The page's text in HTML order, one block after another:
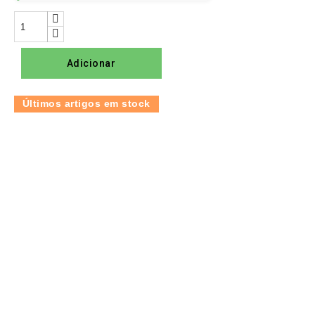
Adicionar
Últimos artigos em stock